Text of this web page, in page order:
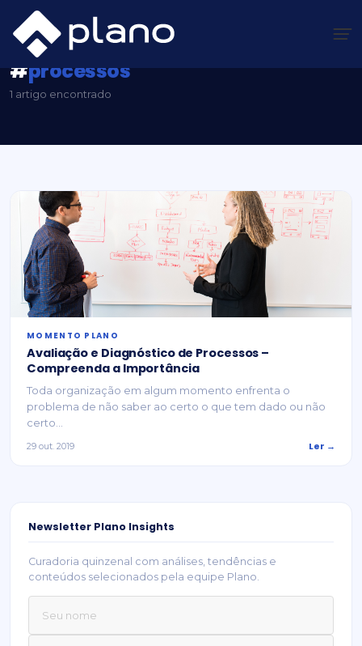
para
conteúdo
Plano Insights/#processos
#processos
1 artigo encontrado
MOMENTO PLANO
Avaliação e Diagnóstico de Processos –
Compreenda a Importância
Toda organização em algum momento enfrenta o
problema de não saber ao certo o que tem dado ou não
certo...
29 out. 2019 Ler →
Newsletter Plano Insights
Curadoria quinzenal com análises, tendências e
conteúdos selecionados pela equipe Plano.